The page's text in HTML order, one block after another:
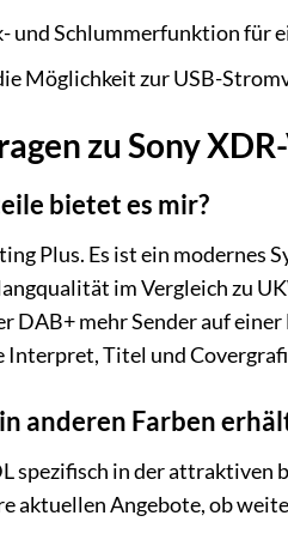
und Schlummerfunktion für
Möglichkeit zur USB-
zu Sony
bietet es mir?
Plus. Es ist ein modernes
im Vergleich zu
DAB+ mehr Sender auf
Titel und
anderen Farben
spezifisch in der attraktiven
aktuellen Angebote, ob